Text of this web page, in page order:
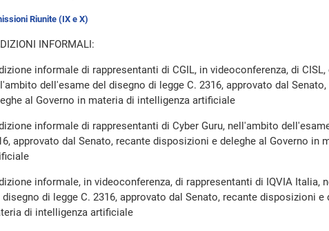
Riunite (IX e X)
INFORMALI:
informale di rappresentanti di CGIL, in videoconferenza, di CISL,
dell'esame del disegno di legge C. 2316, approvato dal
al Governo in materia di intelligenza artificiale
informale di rappresentanti di Cyber Guru, nell'ambito
approvato dal Senato, recante disposizioni e deleghe al Governo in
informale, in videoconferenza, di rappresentanti di IQVIA Italia,
disegno di legge C. 2316, approvato dal Senato, recante disposizioni e
di intelligenza artificiale